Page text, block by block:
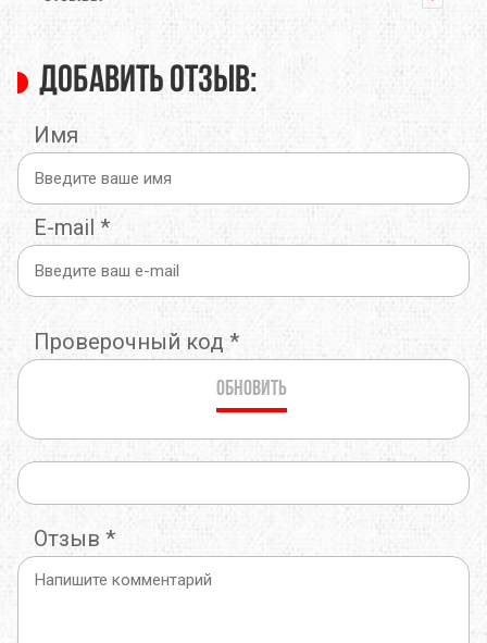
Добавить отзыв:
Имя
E-mail *
Проверочный код *
Обновить
Отзыв *